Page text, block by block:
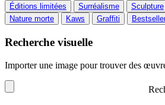
Éditions limitées Surréalisme Sculpture
Nature morte
Kaws Graffiti
Recherche visuelle
Importer une image pour trouver des